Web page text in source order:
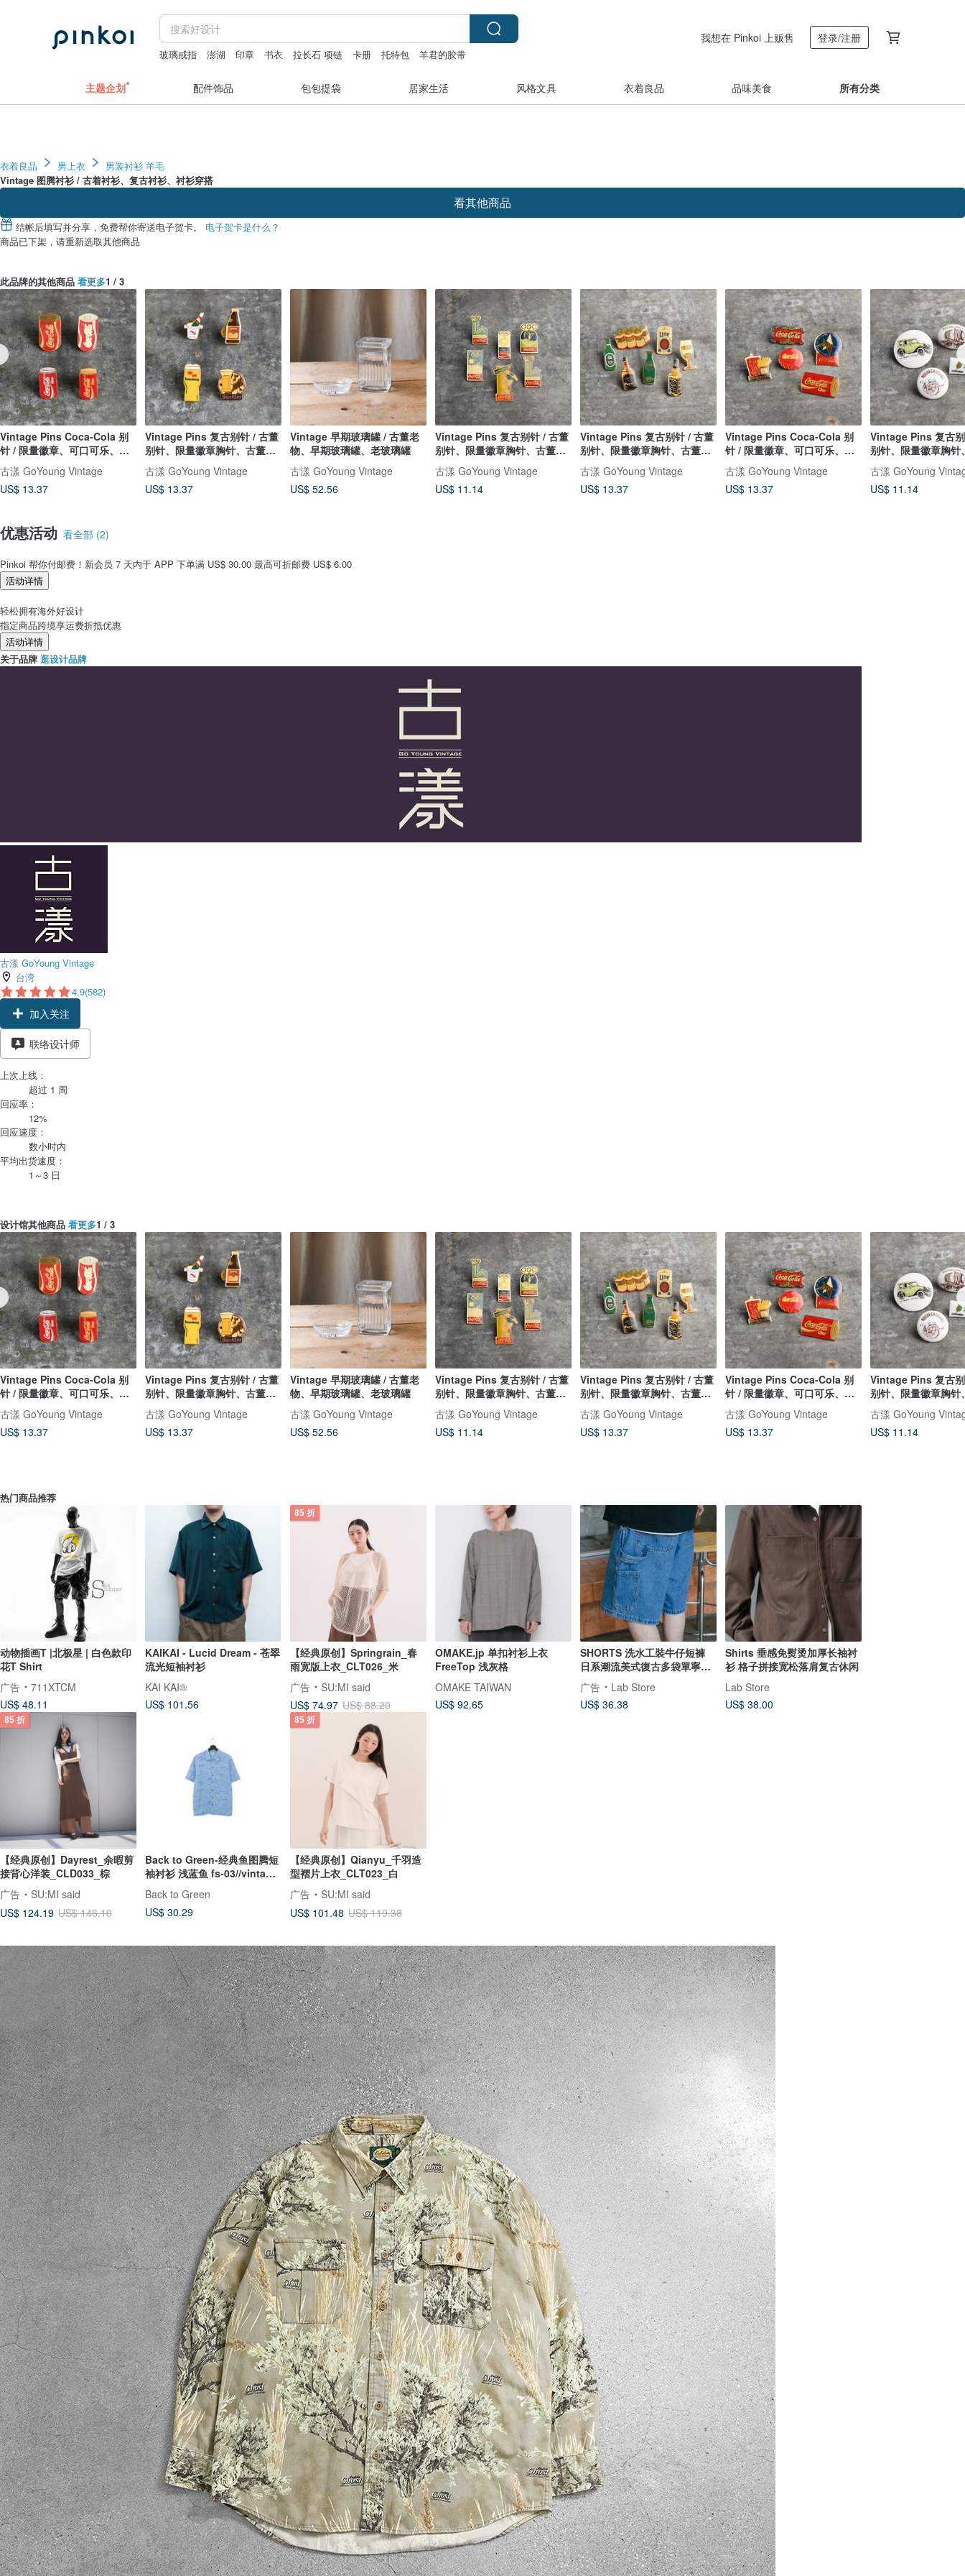
玻璃戒指 澎湖 印章 书衣 拉长石 项链 卡册 托特包 羊君的胶带
我想在 Pinkoi 上贩售 登录/注册
主题企划 配件饰品 包包提袋 居家生活 风格文具 衣着良品 品味美食 所有分类
衣着良品 男上衣 男装衬衫 羊毛
Vintage 图腾衬衫 / 古着衬衫、复古衬衫、衬衫穿搭
看其他商品
结帐后填写并分享，免费帮你寄送电子贺卡。 电子贺卡是什么？
商品已下架，请重新选取其他商品
此品牌的其他商品 看更多1 / 3
Vintage Pins Coca-Cola 别
针 / 限量徽章、可口可乐、
Cocacola
古漾 GoYoung Vintage
US$ 13.37
Vintage Pins 复古别针 / 古董
别针、限量徽章胸针、古董徽
章
古漾 GoYoung Vintage
US$ 13.37
Vintage 早期玻璃罐 / 古董老
物、早期玻璃罐、老玻璃罐
古漾 GoYoung Vintage
US$ 52.56
Vintage Pins 复古别针 / 古董
别针、限量徽章胸针、古董徽
章
古漾 GoYoung Vintage
US$ 11.14
Vintage Pins 复古别针 / 古董
别针、限量徽章胸针、古董徽
章
古漾 GoYoung Vintage
US$ 13.37
Vintage Pins Coca-Cola 别
针 / 限量徽章、可口可乐、
Cocacola
古漾 GoYoung Vintage
US$ 13.37
Vintage Pins 复古
别针、限量徽章胸针
章
古漾 GoYoung
US$ 11.14
优惠活动 看全部 (2)
Pinkoi 帮你付邮费！新会员 7 天内于 APP 下单满 US$ 30.00 最高可折邮费 US$ 6.00
活动详情
轻松拥有海外好设计
指定商品跨境享运费折抵优惠
活动详情
关于品牌 逛设计品牌
古漾 GoYoung Vintage
台湾
4.9(582)
加入关注
联络设计师
上次上线：
超过 1 周
回应率：
12%
回应速度：
数小时内
平均出货速度：
1～3 日
设计馆其他商品 看更多1 / 3
Vintage Pins Coca-Cola 别
针 / 限量徽章、可口可乐、
Cocacola
古漾 GoYoung Vintage
US$ 13.37
Vintage Pins 复古别针 / 古董
别针、限量徽章胸针、古董徽
章
古漾 GoYoung Vintage
US$ 13.37
Vintage 早期玻璃罐 / 古董老
物、早期玻璃罐、老玻璃罐
古漾 GoYoung Vintage
US$ 52.56
Vintage Pins 复古别针 / 古董
别针、限量徽章胸针、古董徽
章
古漾 GoYoung Vintage
US$ 11.14
Vintage Pins 复古别针 / 古董
别针、限量徽章胸针、古董徽
章
古漾 GoYoung Vintage
US$ 13.37
Vintage Pins Coca-Cola 别
针 / 限量徽章、可口可乐、
Cocacola
古漾 GoYoung Vintage
US$ 13.37
Vintage Pins 复古
别针、限量徽章胸针
章
古漾 GoYoung
US$ 11.14
热门商品推荐
动物插画T |北极星 | 白色款印
花T Shirt
广告
711XTCM
US$ 48.11
KAIKAI - Lucid Dream - 苍翠
流光短袖衬衫
KAI KAI®
US$ 101.56
85 折
【经典原创】Springrain_春
雨宽版上衣_CLT026_米
广告
SU:MI said
US$ 74.97 US$ 88.20
OMAKE.jp 单扣衬衫上衣
FreeTop 浅灰格
OMAKE TAIWAN
US$ 92.65
SHORTS 洗水工裝牛仔短褲
日系潮流美式復古多袋單寧夏
季休閒褲
广告
Lab Store
US$ 36.38
Shirts 垂感免熨烫加厚长袖衬
衫 格子拼接宽松落肩复古休闲
Lab Store
US$ 38.00
85 折
【经典原创】Dayrest_余暇剪
接背心洋装_CLD033_棕
广告
SU:MI said
US$ 124.19 US$ 146.10
Back to Green-经典鱼图腾短
袖衬衫 浅蓝鱼 fs-03//vintage
shirt
Back to Green
US$ 30.29
85 折
【经典原创】Qianyu_千羽造
型褶片上衣_CLT023_白
广告
SU:MI said
US$ 101.48 US$ 119.38